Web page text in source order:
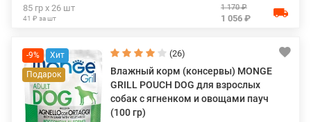
85 гр х 26 шт
41 ₽ за шт
1 170 ₽
1 056 ₽
-9% (26)
Влажный корм (консервы) MONGE
GRILL POUCH DOG для взрослых
собак с ягненком и овощами пауч
(100 гр)